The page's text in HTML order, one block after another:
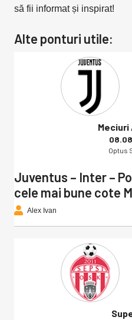
să fii informat și inspirat!
Alte ponturi utile:
Meciuri
Optus
Juventus – Inter –
cele mai bune cote
Alex Ivan